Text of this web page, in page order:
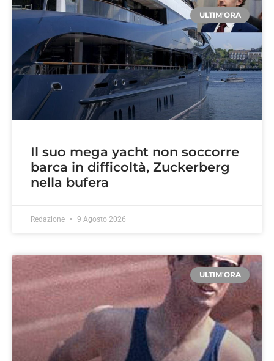
ULTIM'ORA
Il suo mega yacht non soccorre
barca in difficoltà, Zuckerberg
nella bufera
Redazione 9 Agosto 2026
ULTIM'ORA